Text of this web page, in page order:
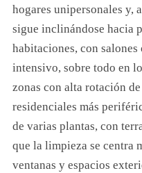
hogares unipersonales y,
sigue inclinándose hacia
habitaciones, con
intensivo, sobre todo en
zonas con alta rotación
residenciales más
de varias plantas, con
que la limpieza se centra
ventanas y espacios